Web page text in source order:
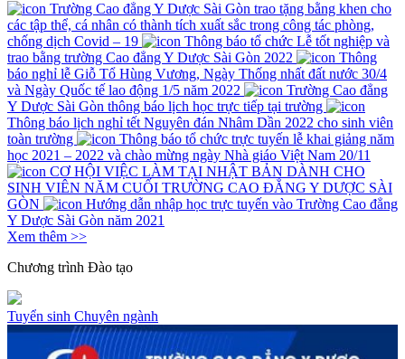
Trường Cao đẳng Y Dược Sài Gòn trao tặng bằng khen cho
các tập thể, cá nhân có thành tích xuất sắc trong công tác phòng,
chống dịch Covid – 19
Thông báo tổ chức Lễ tốt nghiệp và
trao bằng trường Cao đẳng Y Dược Sài Gòn 2022
Thông
báo nghỉ lễ Giỗ Tổ Hùng Vương, Ngày Thống nhất đất nước 30/4
và Ngày Quốc tế lao động 1/5 năm 2022
Trường Cao đẳng
Y Dược Sài Gòn thông báo lịch học trực tiếp tại trường
Thông báo lịch nghỉ tết Nguyên đán Nhâm Dần 2022 cho sinh viên
toàn trường
Thông báo tổ chức trực tuyến lễ khai giảng năm
học 2021 – 2022 và chào mừng ngày Nhà giáo Việt Nam 20/11
CƠ HỘI VIỆC LÀM TẠI NHẬT BẢN DÀNH CHO
SINH VIÊN NĂM CUỐI TRƯỜNG CAO ĐẲNG Y DƯỢC SÀI
GÒN
Hướng dẫn nhập học trực tuyến vào Trường Cao đẳng
Y Dược Sài Gòn năm 2021
Xem thêm >>
Chương trình Đào tạo
Tuyển sinh Chuyên ngành